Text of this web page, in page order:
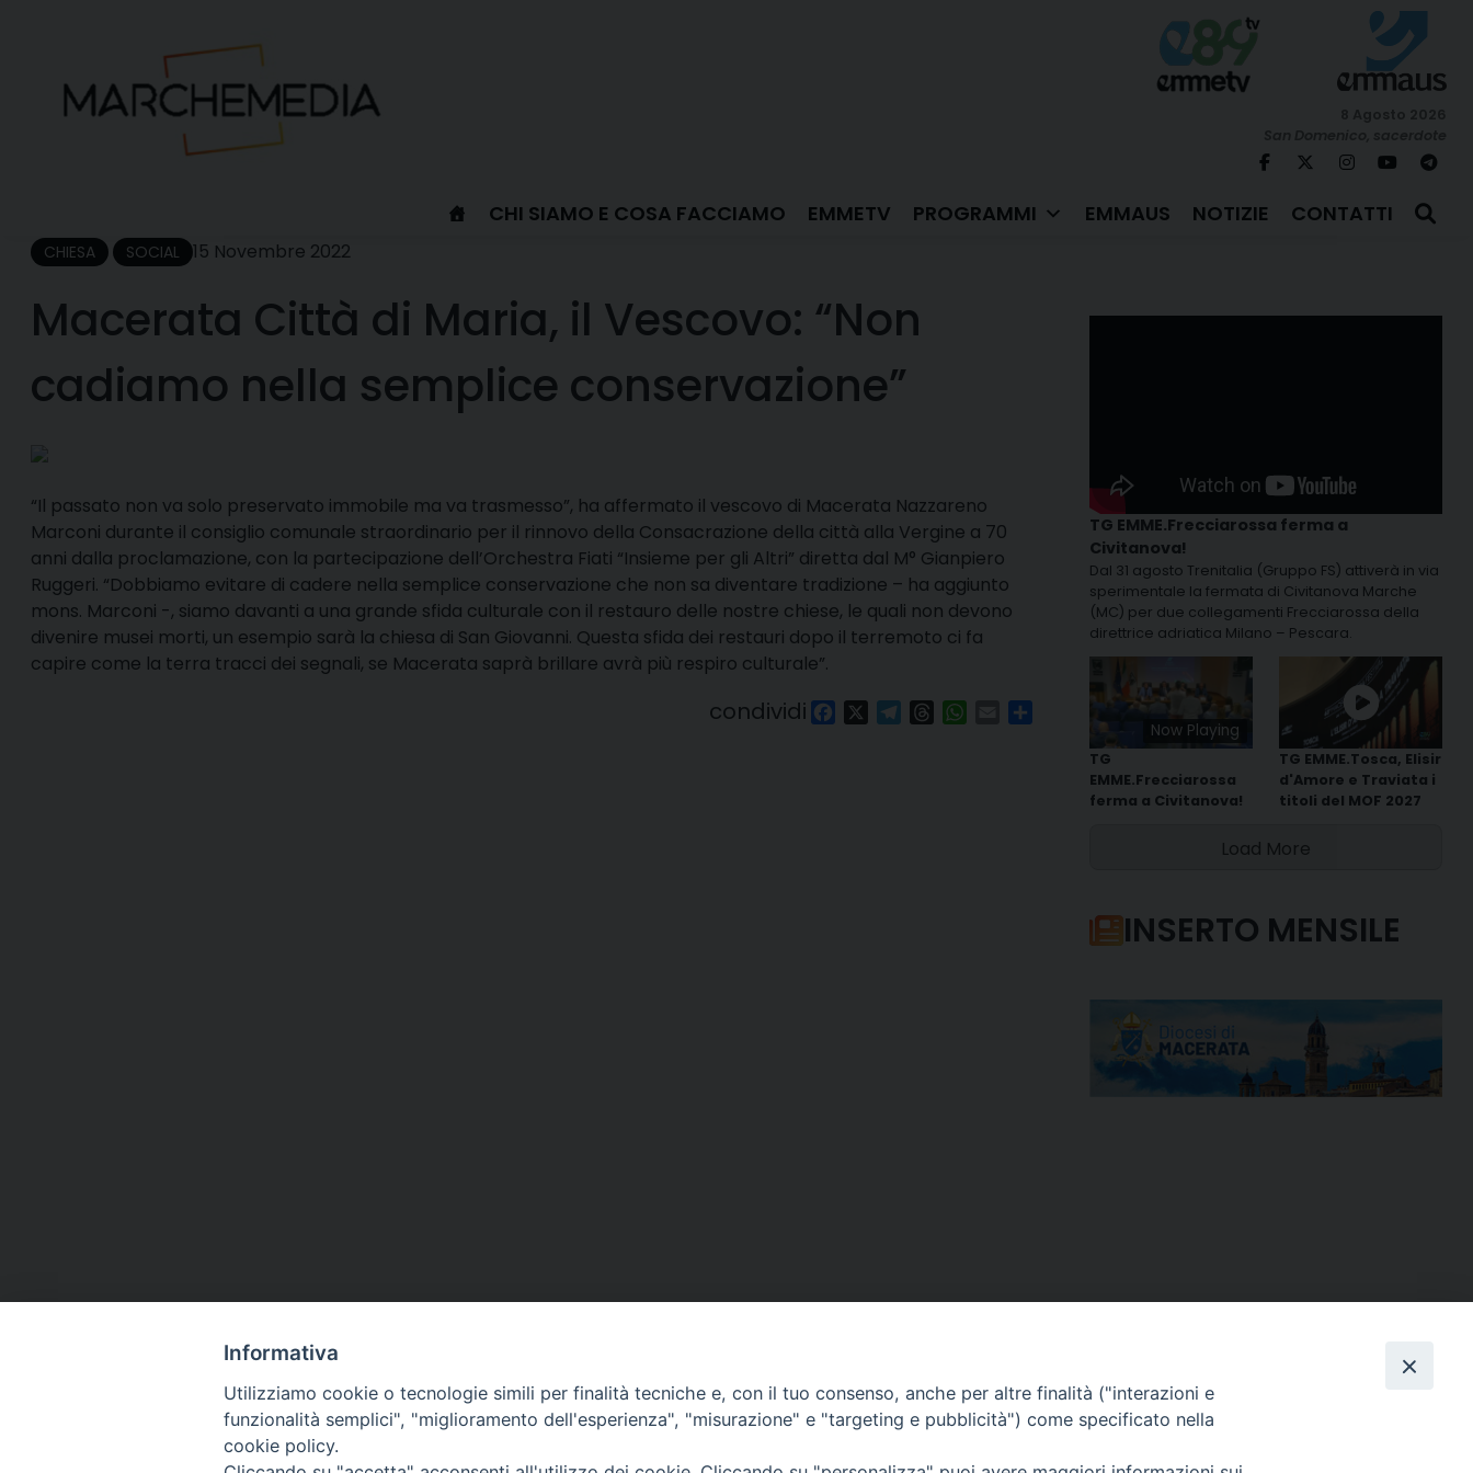
CHI SIAMO E COSA FACCIAMO EMMETV PROGRAMMI EMMAUS NOTIZIE CONTATTI
CHIESA SOCIAL 15 Novembre 2022
Macerata Città di Maria, il Vescovo: “Non
cadiamo nella semplice conservazione”
“Il passato non va solo preservato immobile ma va trasmesso”, ha affermato il vescovo di Macerata Nazzareno
Marconi durante il consiglio comunale straordinario per il rinnovo della Consacrazione della città alla Vergine a 70
anni dalla proclamazione, con la partecipazione dell’Orchestra Fiati “Insieme per gli Altri” diretta dal M° Gianpiero
Ruggeri. “Dobbiamo evitare di cadere nella semplice conservazione che non sa diventare tradizione – ha aggiunto
mons. Marconi -, siamo davanti a una grande sfida culturale con il restauro delle nostre chiese, le quali non devono
divenire musei morti, un esempio sarà la chiesa di San Giovanni. Questa sfida dei restauri dopo il terremoto ci fa
capire come la terra tracci dei segnali, se Macerata saprà brillare avrà più respiro culturale”.
condividi FacebookTelegram
ThreadsWhatsApp
Email
TG EMME.Frecciarossa ferma a
Civitanova!
Dal 31 agosto Trenitalia (Gruppo FS) attiverà in via
sperimentale la fermata di Civitanova Marche
(MC) per due collegamenti Frecciarossa della
direttrice adriatica Milano – Pescara.
Now Playing
TG
EMME.Frecciarossa
ferma a Civitanova!
TG EMME.Tosca, Elisir
d'Amore e Traviata i
titoli del MOF 2027
Load More
INSERTO MENSILE
Informativa
Utilizziamo cookie o tecnologie simili per finalità tecniche e, con il tuo consenso, anche per altre finalità ("interazioni e
funzionalità semplici", "miglioramento dell'esperienza", "misurazione" e "targeting e pubblicità") come specificato nella
cookie policy.